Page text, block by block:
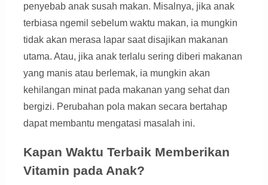
penyebab anak susah makan. Misalnya, jika anak
terbiasa ngemil sebelum waktu makan, ia mungkin
tidak akan merasa lapar saat disajikan makanan
utama. Atau, jika anak terlalu sering diberi makanan
yang manis atau berlemak, ia mungkin akan
kehilangan minat pada makanan yang sehat dan
bergizi. Perubahan pola makan secara bertahap
dapat membantu mengatasi masalah ini.
Kapan Waktu Terbaik Memberikan
Vitamin pada Anak?